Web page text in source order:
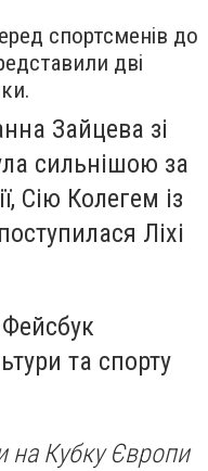
спортсменів до
дві
Зайцева зі
сильнішою за
Сію Колегем із
Ліхі
та спорту
на Кубку Європи